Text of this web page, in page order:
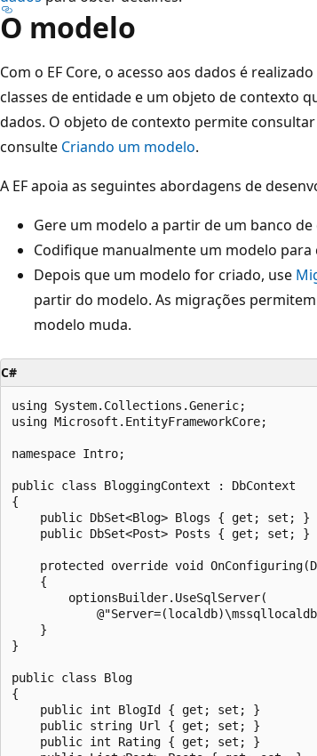
O modelo
Com o EF Core, o acesso aos dados é
classes de entidade e um objeto de contexto
dados. O objeto de contexto permite
consulte Criando um modelo.
A EF apoia as seguintes abordagens de
Gere um modelo a partir de um banco de
Codifique manualmente um modelo
Depois que um modelo for criado, use
partir do modelo. As migrações
modelo muda.
C#
using System.Collections.Generic;
using Microsoft.EntityFrameworkCore;
namespace Intro;
public class BloggingContext : DbContext
{
    public DbSet<Blog> Blogs { get; set; }
    public DbSet<Post> Posts { get; set; }
protected override void
    {
        optionsBuilder.UseSqlServer(
    }
}
public class Blog
{
    public int BlogId { get; set; }
    public string Url { get; set; }
    public int Rating { get; set; }